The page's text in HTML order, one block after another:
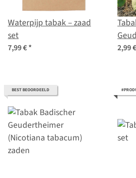
Waterpijp tabak – zaad
set
7,99 €* 2,99 €
BEST BEOORDEELD